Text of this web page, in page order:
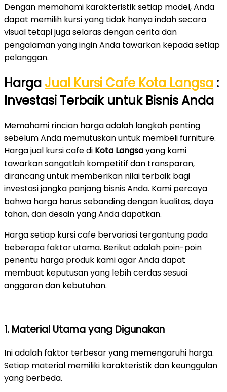
Dengan memahami karakteristik setiap model, Anda
dapat memilih kursi yang tidak hanya indah secara
visual tetapi juga selaras dengan cerita dan
pengalaman yang ingin Anda tawarkan kepada setiap
pelanggan.
Harga Jual Kursi Cafe Kota Langsa :
Investasi Terbaik untuk Bisnis Anda
Memahami rincian harga adalah langkah penting
sebelum Anda memutuskan untuk membeli furniture.
Harga jual kursi cafe di Kota Langsayang kami
tawarkan sangatlah kompetitif dan transparan,
dirancang untuk memberikan nilai terbaik bagi
investasi jangka panjang bisnis Anda. Kami percaya
bahwa harga harus sebanding dengan kualitas, daya
tahan, dan desain yang Anda dapatkan.
Harga setiap kursi cafe bervariasi tergantung pada
beberapa faktor utama. Berikut adalah poin-poin
penentu harga produk kami agar Anda dapat
membuat keputusan yang lebih cerdas sesuai
anggaran dan kebutuhan.
1. Material Utama yang Digunakan
Ini adalah faktor terbesar yang memengaruhi harga.
Setiap material memiliki karakteristik dan keunggulan
yang berbeda.